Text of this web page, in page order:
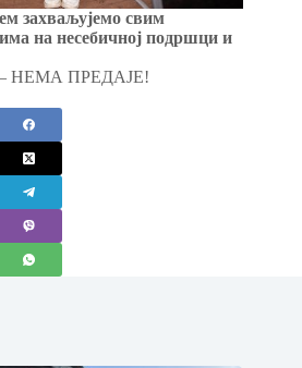
захваљујемо свим
на несебичној подршци и
– НЕМА ПРЕДАЈЕ!